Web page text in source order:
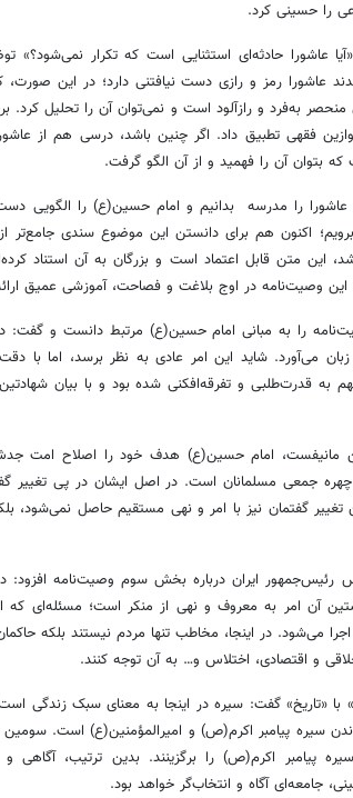
را حسینی کرد.
عاشورا حادثه‌ای استثنایی است که تکرار نمی‌شود؟»
عاشورا رمز و رازی دست نیافتنی دارد؛ در این صورت،
به‌فرد و رازآلود است و نمی‌توان آن را تحلیل کرد.
فقهی تطبیق داد. اگر چنین باشد، درسی هم از
بتوان آن را فهمید و از آن الگو گرفت.
عاشورا را مدرسه بدانیم و امام حسین(ع) را الگویی
اکنون هم برای دانستن این موضوع سندی جامع‌تر
این متن قابل اعتماد است و بزرگان به آن استناد
وصیت‌نامه در اوج بلاغت و فصاحت، آموزشی عمیق
را به مبانی امام حسین(ع) مرتبط دانست و گفت:
می‌آورد. شاید این امر عادی به نظر برسد، اما با
به قدرت‌طلبی و تفرقه‌افکنی شده بود و با بیان
مانیفست، امام حسین(ع) هدف خود را اصلاح امت
چهره جمعی مسلمانان است. در اصل ایشان در پی تغییر
تغییر گفتمان نیز با امر و نهی مستقیم حاصل نمی‌شود،
رئیس‌جمهور ایران درباره بخش سوم وصیت‌نامه افزود:
آن امر به معروف و نهی از منکر است؛ مسئله‌ای که
می‌شود. در اینجا، مخاطب تنها مردم نیستند بلکه
و اقتصادی، اختلاس و… به آن توجه کنند.
با «تاریخ» گفت: سیره در اینجا به معنای سبک زندگی
سیره پیامبر اکرم(ص) و امیرالمؤمنین(ع) است. سومین
پیامبر اکرم(ص) را برگزینند. بدین ترتیب، آگاهی
جامعه‌ای آگاه و انتخاب‌گر خواهد بود.